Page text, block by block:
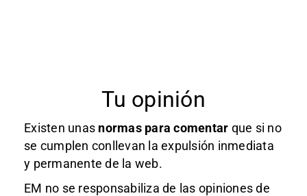
Tu opinión
Existen unas normas para comentar que si no
se cumplen conllevan la expulsión inmediata
y permanente de la web.
EM no se responsabiliza de las opiniones de